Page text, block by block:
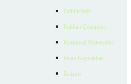
Ödüllerimiz
Reklam Çözümleri
Kurumsal Materyaller
İnsan Kaynakları
İletişim